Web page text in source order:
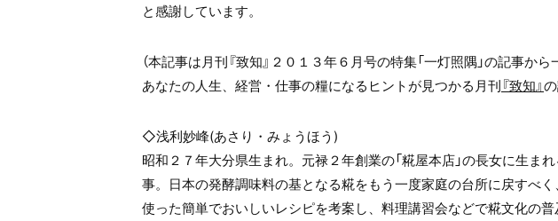
と感謝しています。
（本記事は月刊『致知』２０１３年６月号の特集「一灯照隅」の記事か
あなたの人生、経営・仕事の糧になるヒントが見つかる月刊『致知』
◇浅利妙峰(あさり・みょうほう)
昭和２７年大分県生まれ。元禄２年創業の「糀屋本店」の長女に生ま
事。日本の発酵調味料の基となる糀をもう一度家庭の台所に戻すべ
使った簡単でおいしいレシピを考案し、料理講習会などで糀文化の